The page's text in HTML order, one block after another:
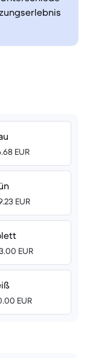
EUR
EUR
EUR
EUR